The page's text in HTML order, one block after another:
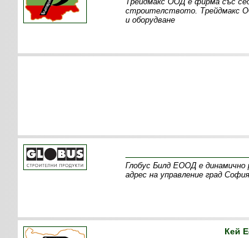
строителството. Трейдмакс
и оборудване
Глобус Билд ЕООД е динамично
адрес на управление град
Кей